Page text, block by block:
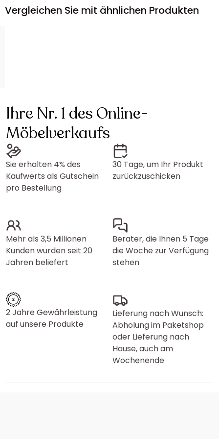
Vergleichen Sie mit ähnlichen Produkten
Ihre Nr. 1 des Online-
Möbelverkaufs
Sie erhalten 4% des
Kaufwerts als Gutschein
pro Bestellung
30 Tage, um Ihr Produkt
zurückzuschicken
Mehr als 3,5 Millionen
Kunden wurden seit 20
Jahren beliefert
Berater, die Ihnen 5 Tage
die Woche zur Verfügung
stehen
2 Jahre Gewährleistung
auf unsere Produkte
Lieferung nach Wunsch:
Abholung im Paketshop
oder Lieferung nach
Hause, auch am
Wochenende